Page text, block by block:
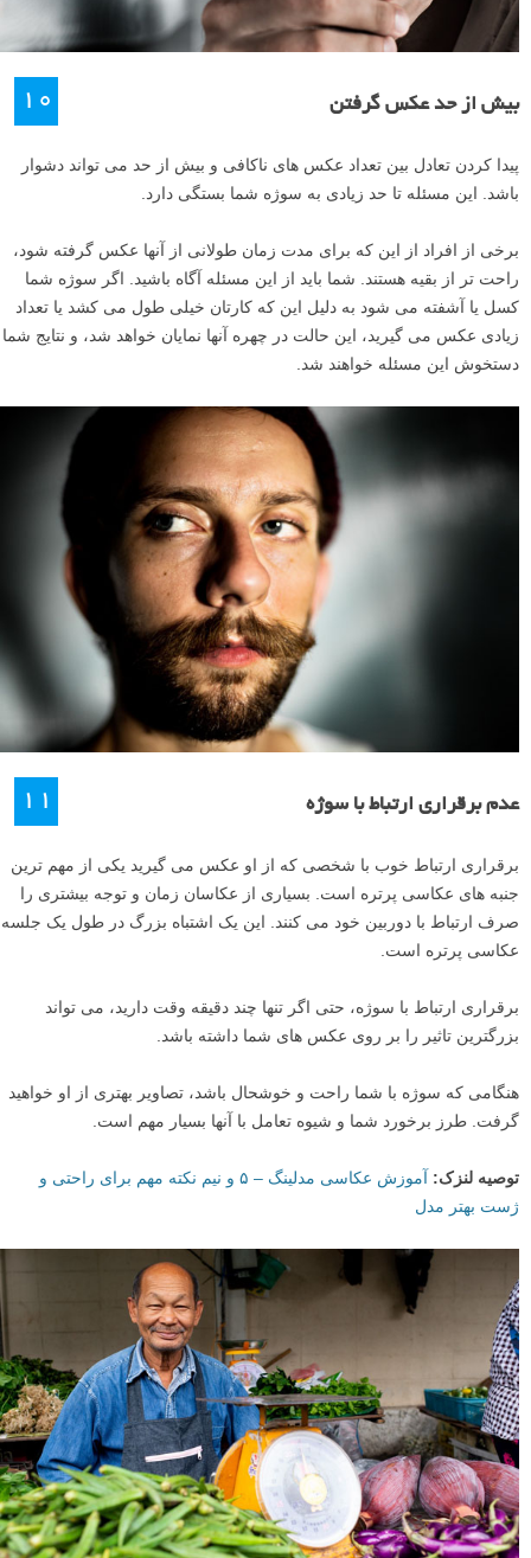
۱۰ بیش از حد عکس گرفتن
پیدا کردن تعادل بین تعداد عکس های ناکافی و بیش از حد می تواند دشوار
باشد. این مسئله تا حد زیادی به سوژه شما بستگی دارد.
برخی از افراد از این که برای مدت زمان طولانی از آنها عکس گرفته شود،
راحت تر از بقیه هستند. شما باید از این مسئله آگاه باشید. اگر سوژه شما
کسل یا آشفته می شود به دلیل این که کارتان خیلی طول می کشد یا تعداد
زیادی عکس می گیرید، این حالت در چهره آنها نمایان خواهد شد، و نتایج شما
دستخوش این مسئله خواهند شد.
۱۱ عدم برقراری ارتباط با سوژه
برقراری ارتباط خوب با شخصی که از او عکس می گیرید یکی از مهم ترین
جنبه های عکاسی پرتره است. بسیاری از عکاسان زمان و توجه بیشتری را
صرف ارتباط با دوربین خود می کنند. این یک اشتباه بزرگ در طول یک جلسه
عکاسی پرتره است.
برقراری ارتباط با سوژه، حتی اگر تنها چند دقیقه وقت دارید، می تواند
بزرگترین تاثیر را بر روی عکس های شما داشته باشد.
هنگامی که سوژه با شما راحت و خوشحال باشد، تصاویر بهتری از او خواهید
گرفت. طرز برخورد شما و شیوه تعامل با آنها بسیار مهم است.
توصیه لنزک:
آموزش عکاسی مدلینگ – ۵ و نیم نکته مهم برای راحتی و
ژست بهتر مدل